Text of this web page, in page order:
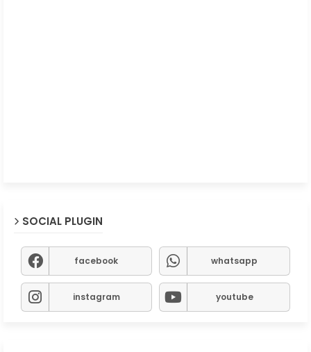
SOCIAL PLUGIN
facebook whatsapp
instagram youtube